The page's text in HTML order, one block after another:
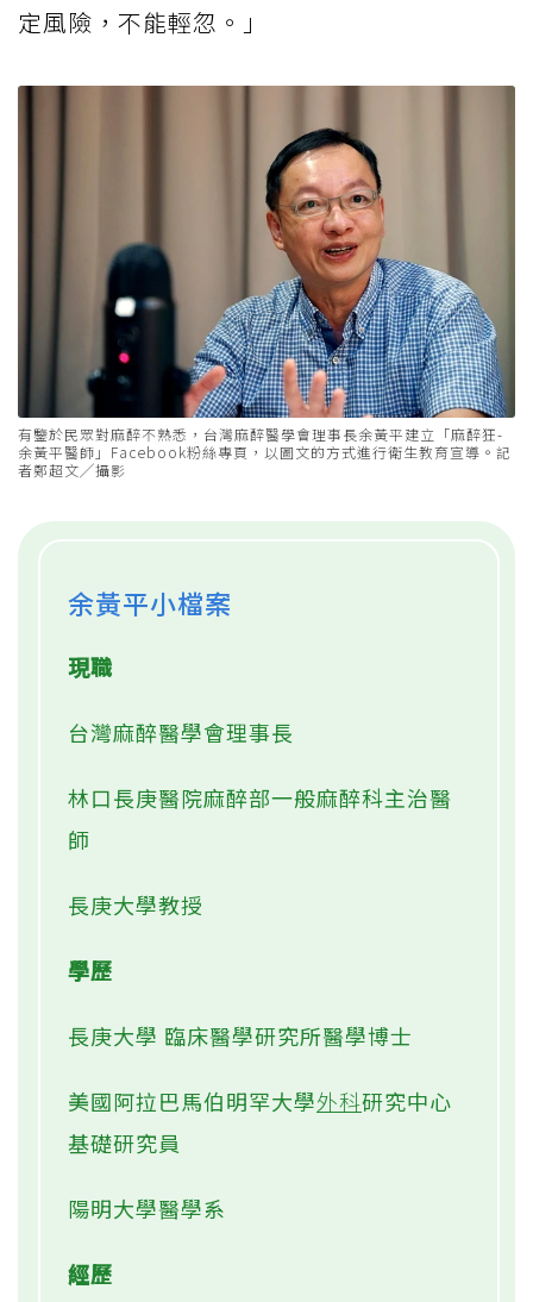
定風險，不能輕忽。」
有鑒於民眾對麻醉不熟悉，台灣麻醉醫學會理事長余黃平建立「麻醉狂-
余黃平醫師」Facebook粉絲專頁，以圖文的方式進行衛生教育宣導。記
者鄭超文╱攝影
余黃平小檔案
現職
台灣麻醉醫學會理事長
林口長庚醫院麻醉部一般麻醉科主治醫
師
長庚大學教授
學歷
長庚大學 臨床醫學研究所醫學博士
美國阿拉巴馬伯明罕大學外科研究中心
基礎研究員
陽明大學醫學系
經歷